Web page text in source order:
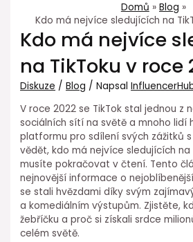
Domů
Blog
Kdo má nejvíce sledujících na
Kdo má nejvíce
na TikToku v roce
Diskuze /Blog / Napsal
V roce 2022 se TikTok stal jednou z
sociálních sítí na světě a mnoho lidí
platformu pro sdílení svých zážitků
vědět, kdo má nejvíce sledujících na
musíte pokračovat v čtení. Tento
nejnovější informace o
se stali hvězdami díky svým
a komediálním výstupům. Zjistěte,
žebříčku a proč si získali srdce
celém světě.